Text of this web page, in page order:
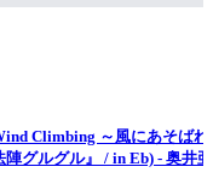
Climbing ～風にあそばれ
陣グルグル』 / in Eb) - 奥井